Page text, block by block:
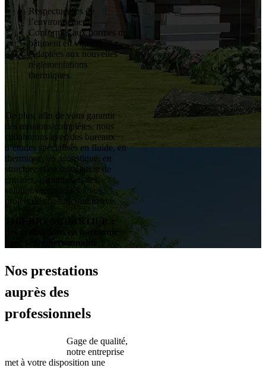
Respectueuses de
l’environnement
Conformes aux normes du
bâtiment en vigueur
Adaptées aux nouvelles
réglementations
thermiques.
De plus, afin de vous garantir
des missions complètes, nous
collaborons avec des bureaux
d’études spécialisés en fluide, en
thermique, en acoustique, en
structure et en installation de
cuisines, garantissant des
solutions techniques à vos
projets de construction neuve.
THIERRY&CHARTIER :
des réalisations en harmonie
avec votre personnalité.
Nos prestations
auprès des
professionnels
Gage de qualité,
notre entreprise
met à votre disposition une